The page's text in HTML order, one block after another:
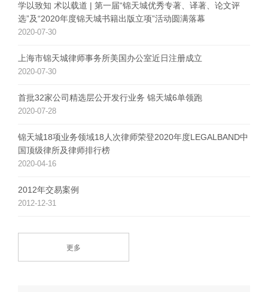
学以致知 术以载道 | 第一届“锦天城优秀专著、译著、论文评
选”及“2020年度锦天城书籍出版立项”活动圆满落幕
2020-07-30
上海市锦天城律师事务所美国办公室近日注册成立
2020-07-30
首批32家公司精选层公开发行业务 锦天城6单领跑
2020-07-28
锦天城18项业务领域18人次律师荣登2020年度LEGALBAND中
国顶级律所及律师排行榜
2020-04-16
2012年交易案例
2012-12-31
更多